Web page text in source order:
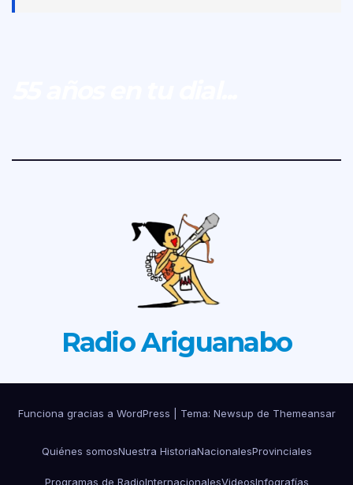
Radio Ariguanabo
Funciona gracias a WordPress Tema: Newsup de Themeansar
Quiénes somosNuestra HistoriaNacionalesProvinciales
Programas de RadioInternacionalesVideosInfografías